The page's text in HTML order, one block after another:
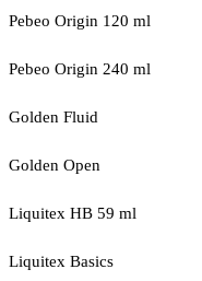
Pebeo Origin 120 ml
Pebeo Origin 240 ml
Golden Fluid
Golden Open
Liquitex HB 59 ml
Liquitex Basics